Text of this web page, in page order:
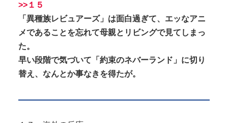
>>１５
「異種族レビュアーズ」は面白過ぎて、エッなアニ
メであることを忘れて母親とリビングで見てしまっ
た。
早い段階で気づいて「約束のネバーランド」に切り
替え、なんとか事なきを得たが。